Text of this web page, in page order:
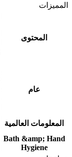
المميزات
المحتوى
عام
المعلومات العالمية
Bath &amp; Hand
Hygiene